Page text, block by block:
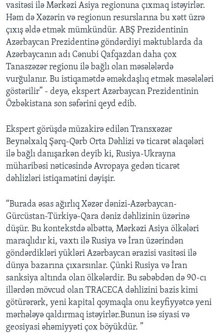
vasitəsi ilə Mərkəzi Asiya regionuna çıxmaq istəyirlər.
Həm də Xəzərin və regionun resurslarına bu xətt üzrə
çıxış əldə etmək mümkündür. ABŞ Prezidentinin
Azərbaycan Prezidentinə göndərdiyi məktublarda da
Azərbaycanın adı Cənubi Qafqazdan daha çox
Tanaszəzər regionu ilə bağlı olan məsələlərdə
vurğulanır. Bu istiqamətdə əməkdaşlıq etmək məsələləri
göstərilir” - deyə, ekspert Azərbaycan Prezidentinin
Özbəkistana son səfərini qeyd edib.
Ekspert görüşdə müzakirə edilən Transxəzər
Beynəlxalq Şərq-Qərb Orta Dəhlizi və ticarət əlaqələri
ilə bağlı danışarkən deyib ki, Rusiya-Ukrayna
müharibəsi nəticəsində Avropaya gedən ticarət
dəhlizləri istiqamətini dəyişir.
“Burada əsas ağırlıq Xəzər dənizi-Azərbaycan-
Gürcüstan-Türkiyə-Qara dəniz dəhlizinin üzərinə
düşür. Bu kontekstdə əlbəttə, Mərkəzi Asiya ölkələri
maraqlıdır ki, vaxtı ilə Rusiya və İran üzərindən
göndərdikləri yükləri Azərbaycan ərazisi vasitəsi ilə
dünya bazarına çıxarsınlar. Çünki Rusiya və İran
sanksiya altında olan ölkələrdir. Bu səbəbdən də 90-cı
illərdən mövcud olan TRACECA dəhlizini bazis kimi
götürərərk, yeni kapital qoymaqla onu keyfiyyətcə yeni
mərhələyə qaldırmaq istəyirlər.Bunun isə siyasi və
geosiyasi əhəmiyyəti çox böyükdür. ”